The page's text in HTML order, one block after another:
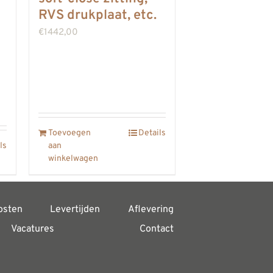
RVS drukplaat, etc.
€1442,00
Toevoegen
aan
winkelwagen
Details
Levertijden
Aflevering
Vacatures Contact